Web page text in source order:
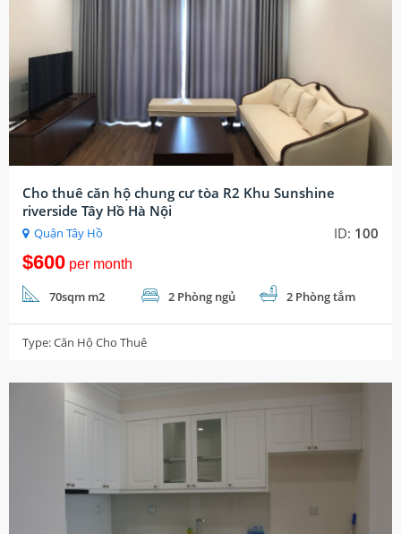
Cho thuê căn hộ chung cư tòa R2 Khu Sunshine
riverside Tây Hồ Hà Nội
Quận Tây Hồ ID: 100
$600per month
70sqm m2 2 Phòng ngủ 2 Phòng tắm
Type:Căn Hộ Cho Thuê